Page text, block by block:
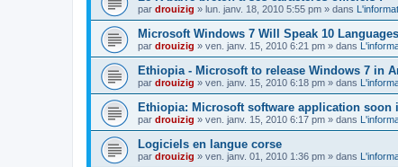
par drouizig » lun. janv. 18, 2010 5:55 pm » dans
Microsoft Windows 7 Will Speak 10
par drouizig » ven. janv. 15, 2010 6:21 pm » dans
Ethiopia - Microsoft to release Windows 7 in
par drouizig » ven. janv. 15, 2010 6:18 pm » dans
Ethiopia: Microsoft software application soon
par drouizig » ven. janv. 15, 2010 6:17 pm » dans
Logiciels en langue corse
par drouizig » ven. janv. 01, 2010 1:36 pm » dans